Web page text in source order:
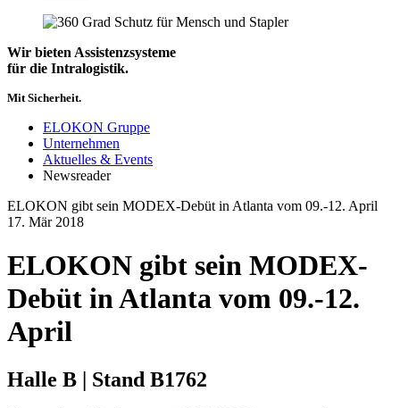
Wir bieten Assistenzsysteme
für die Intralogistik.
Mit Sicherheit.
ELOKON Gruppe
Unternehmen
Aktuelles & Events
Newsreader
ELOKON gibt sein MODEX-Debüt in Atlanta vom 09.-12. April
17. Mär 2018
ELOKON gibt sein MODEX-
Debüt in Atlanta vom 09.-12.
April
Halle B | Stand B1762